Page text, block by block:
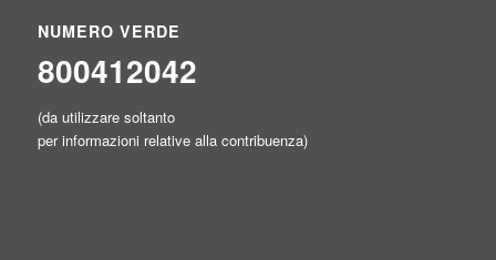
NUMERO VERDE
800412042
(da utilizzare soltanto
per informazioni relative alla contribuenza)